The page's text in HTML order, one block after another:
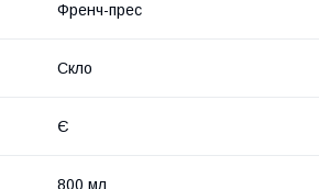
Френч-прес
Скло
Є
800 мл